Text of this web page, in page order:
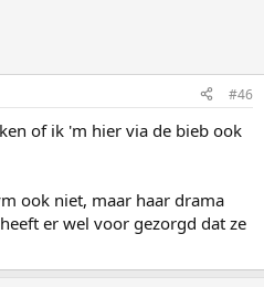
#46
of ik 'm hier via de bieb ook
ook niet, maar haar drama
er wel voor gezorgd dat ze